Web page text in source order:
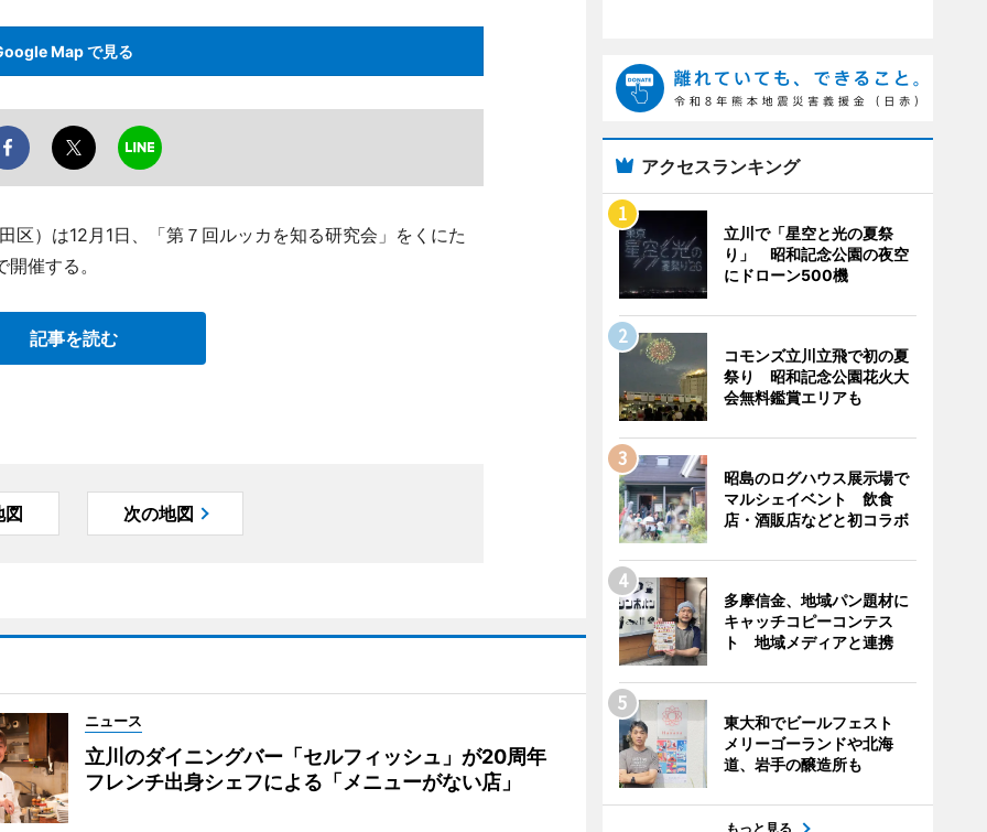
Map で見る
区）は12月1日、「第７回ルッカを知る研究会」をくにた
催する。
記事を読む
図 次の地図
ニュース
立川のダイニングバー「セルフィッシュ」が20周年
フレンチ出身シェフによる「メニューがない店」
アクセスランキング
立川で「星空と光の夏祭
り」 昭和記念公園の夜空
にドローン500機
コモンズ立川立飛で初の夏
祭り 昭和記念公園花火大
会無料鑑賞エリアも
昭島のログハウス展示場で
マルシェイベント 飲食
店・酒販店などと初コラボ
多摩信金、地域パン題材に
キャッチコピーコンテス
ト 地域メディアと連携
東大和でビールフェスト
メリーゴーランドや北海
道、岩手の醸造所も
もっと見る